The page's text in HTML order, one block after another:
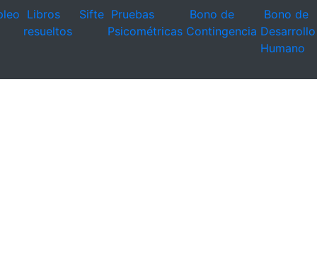
Libros
resueltos
Sifte Pruebas
Psicométricas
Bono de
Contingencia
Bono de
Desarrollo
Humano